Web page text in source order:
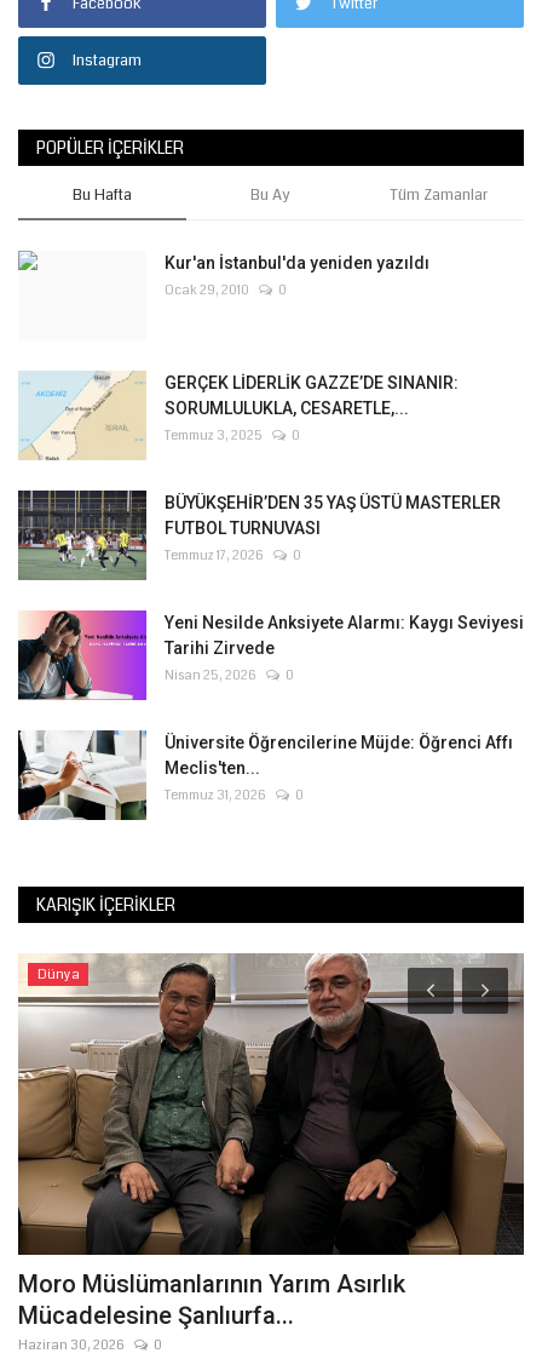
Instagram
POPÜLER İÇERIKLER
Bu Hafta Bu Ay Tüm Zamanlar
Kur'an İstanbul'da yeniden yazıldı
Ocak 29, 2010 0
GERÇEK LİDERLİK GAZZE’DE SINANIR:
SORUMLULUKLA, CESARETLE,...
Temmuz 3, 2025 0
BÜYÜKŞEHİR’DEN 35 YAŞ ÜSTÜ MASTERLER
FUTBOL TURNUVASI
Temmuz 17, 2026 0
Yeni Nesilde Anksiyete Alarmı: Kaygı Seviyesi
Tarihi Zirvede
Nisan 25, 2026 0
Üniversite Öğrencilerine Müjde: Öğrenci Affı
Meclis'ten...
Temmuz 31, 2026 0
KARIŞIK İÇERIKLER
Dünya
Moro Müslümanlarının Yarım Asırlık
Mücadelesine Şanlıurfa...
Haziran 30, 2026 0